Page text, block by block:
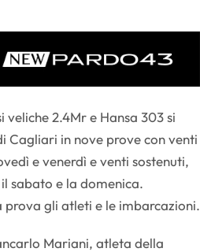
2.4Mr e Hansa 303 si
Cagliari in nove prove con venti
e venerdì e venti sostenuti,
sabato e la domenica.
prova gli atleti e le imbarcazioni.
Mariani, atleta della